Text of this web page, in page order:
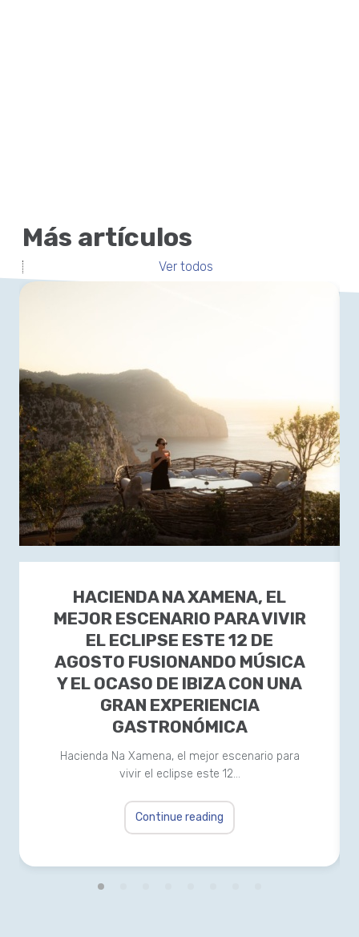
Más artículos
Ver todos
HACIENDA NA XAMENA, EL
MEJOR ESCENARIO PARA VIVIR
EL ECLIPSE ESTE 12 DE
AGOSTO FUSIONANDO MÚSICA
Y EL OCASO DE IBIZA CON UNA
GRAN EXPERIENCIA
GASTRONÓMICA
Hacienda Na Xamena, el mejor escenario para
vivir el eclipse este 12…
Continue reading